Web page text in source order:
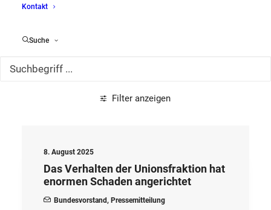
Kontakt
Suche
Filter anzeigen
8. August 2025
Das Verhalten der Unionsfraktion hat
enormen Schaden angerichtet
Bundesvorstand, Pressemitteilung